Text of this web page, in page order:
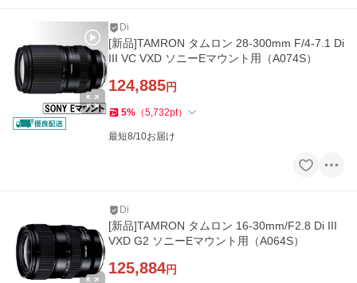
Di
[新品]TAMRON タムロン 28-300mm F/4-7.1 Di
III VC VXD ソニーEマウント用（A074S）
124,885円
5% （5,732pt）
最短8/10お届け
Di
[新品]TAMRON タムロン 16-30mm/F2.8 Di III
VXD G2 ソニーEマウント用（A064S）
125,884円